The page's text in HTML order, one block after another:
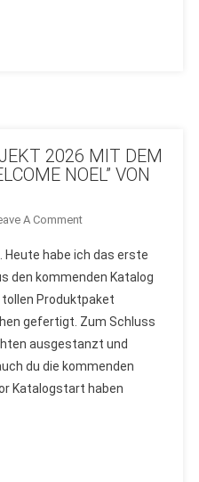
2026 MIT DEM
NOEL” VON
A CommentOn
2026
MIT
DEM
PRODUKTPAKET
“WELCOME
NOEL”
Heute habe ich das erste
den kommenden Katalog
Produktpaket
gefertigt. Zum Schluss
ausgestanzt und
du die kommenden
Katalogstart haben